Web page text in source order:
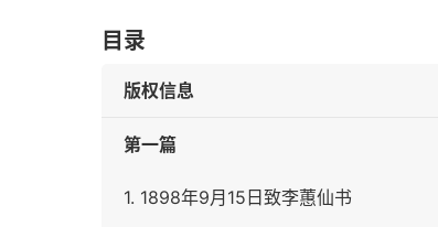
目录
版权信息
第一篇
1. 1898年9月15日致李蕙仙书